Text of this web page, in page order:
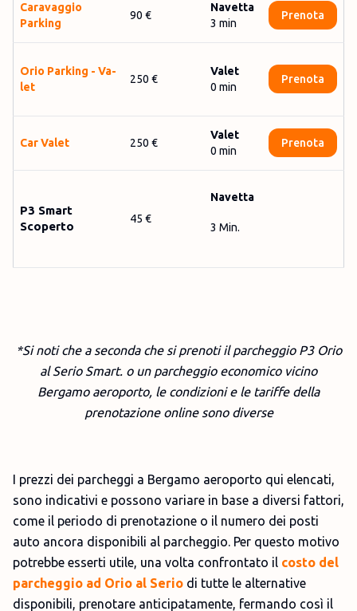
Cara­vaggio
Parking
90 €
Navetta
3 min
Prenota
O­ri­o Par­king - Va­
let
250 €
Valet
0 min
Prenota
Car Valet 250 €
Valet
0 min
Prenota
P3 Smart
Scoperto
45 €
Navetta
3 Min.
*Si noti che a seconda che si prenoti il parcheggio P3 Orio
al Serio Smart. o un parcheggio economico vicino
Bergamo aeroporto, le condizioni e le tariffe della
prenotazione online sono diverse
I prezzi dei parcheggi a Bergamo aeroporto qui elencati,
sono indicativi e possono variare in base a diversi fattori,
come il periodo di prenotazione o il numero dei posti
auto ancora disponibili al parcheggio. Per questo motivo
potrebbe esserti utile, una volta confrontato il costo del
parcheggio ad Orio al Serio di tutte le alternative
disponibili, prenotare anticipatamente, fermando così il